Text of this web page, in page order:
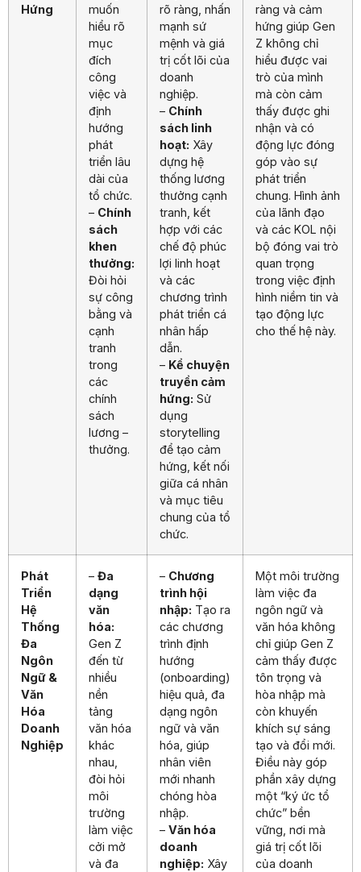
Hứng
muốn
hiểu rõ
mục
đích
công
việc và
định
hướng
phát
triển lâu
dài của
tổ chức.
– Chính
sách
khen
thưởng:
Đòi hỏi
sự công
bằng và
cạnh
tranh
trong
các
chính
sách
lương –
thưởng.
rõ ràng, nhấn
mạnh sứ
mệnh và giá
trị cốt lõi của
doanh
nghiệp.
– Chính
sách linh
hoạt: Xây
dựng hệ
thống lương
thưởng cạnh
tranh, kết
hợp với các
chế độ phúc
lợi linh hoạt
và các
chương trình
phát triển cá
nhân hấp
dẫn.
– Kể chuyện
truyền cảm
hứng: Sử
dụng
storytelling
để tạo cảm
hứng, kết nối
giữa cá nhân
và mục tiêu
chung của tổ
chức.
ràng và cảm
hứng giúp Gen
Z không chỉ
hiểu được vai
trò của mình
mà còn cảm
thấy được ghi
nhận và có
động lực đóng
góp vào sự
phát triển
chung. Hình ảnh
của lãnh đạo
và các KOL nội
bộ đóng vai trò
quan trọng
trong việc định
hình niềm tin và
tạo động lực
cho thế hệ này.
Phát
Triển
Hệ
Thống
Đa
Ngôn
Ngữ &
Văn
Hóa
Doanh
Nghiệp
– Đa
dạng
văn
hóa:
Gen Z
đến từ
nhiều
nền
tảng
văn hóa
khác
nhau,
đòi hỏi
môi
trường
làm việc
cởi mở
và đa
– Chương
trình hội
nhập: Tạo ra
các chương
trình định
hướng
(onboarding)
hiệu quả, đa
dạng ngôn
ngữ và văn
hóa, giúp
nhân viên
mới nhanh
chóng hòa
nhập.
– Văn hóa
doanh
nghiệp: Xây
Một môi trường
làm việc đa
ngôn ngữ và
văn hóa không
chỉ giúp Gen Z
cảm thấy được
tôn trọng và
hòa nhập mà
còn khuyến
khích sự sáng
tạo và đổi mới.
Điều này góp
phần xây dựng
một “ký ức tổ
chức” bền
vững, nơi mà
giá trị cốt lõi
của doanh